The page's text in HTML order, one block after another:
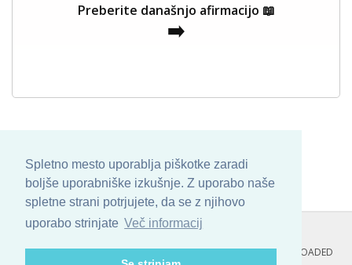
Spletno mesto uporablja piškotke zaradi
boljše uporabniške izkušnje. Z uporabo naše
spletne strani potrjujete, da se z njihovo
uporabo strinjate Več informacij
Preberite današnjo afirmacijo 📖
➡️
COPYRIGHT © 2013 - 2026 BYSKINBASE. ALL ARTWORK ARE UPLOADED